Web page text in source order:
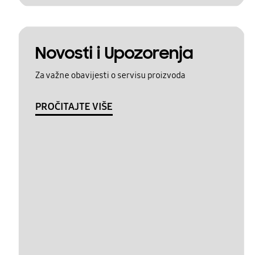
Novosti i Upozorenja
Za važne obavijesti o servisu proizvoda
PROČITAJTE VIŠE